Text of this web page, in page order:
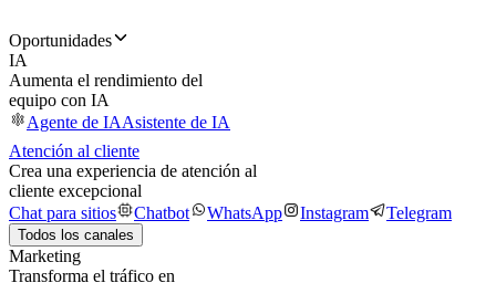
Oportunidades
IA
Aumenta el rendimiento del
equipo con IA
Agente de IAAsistente de IA
Atención al cliente
Crea una experiencia de atención al
cliente excepcional
Chat para sitios
Chatbot WhatsApp Instagram Telegram
Todos los canales
Marketing
Transforma el tráfico en